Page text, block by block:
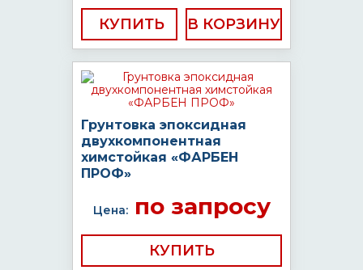
КУПИТЬ
Грунтовка эпоксидная
двухкомпонентная
химстойкая «ФАРБЕН
ПРОФ»
Цена:по запросу
КУПИТЬ